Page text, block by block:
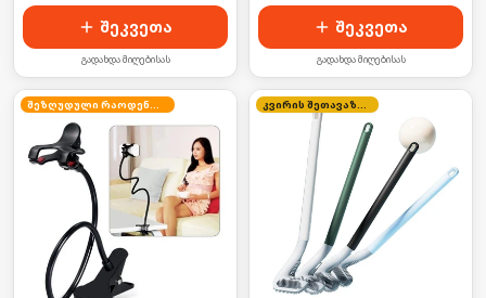
შეკვეთა
გადახდა მიღებისას
შეკვეთა
გადახდა მიღებისას
შეზღუდული რაოდენობა კვირის შეთავაზება